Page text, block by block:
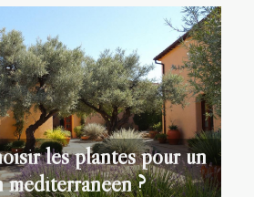
les plantes pour un
méditerranéen ?